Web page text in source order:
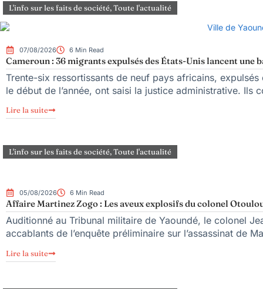
L'info sur les faits de société,Toute l'actualité
07/08/2026 6 Min Read
Cameroun : 36 migrants expulsés des États-Unis lancent
Trente-six ressortissants de neuf pays africains,
le début de l’année, ont saisi la justice administrative. Ils
Lire la suite
L'info sur les faits de société,Toute l'actualité
05/08/2026 6 Min Read
Affaire Martinez Zogo : Les aveux explosifs du colonel
Auditionné au Tribunal militaire de Yaoundé, le colonel
accablants de l’enquête préliminaire sur l’assassinat de
Lire la suite